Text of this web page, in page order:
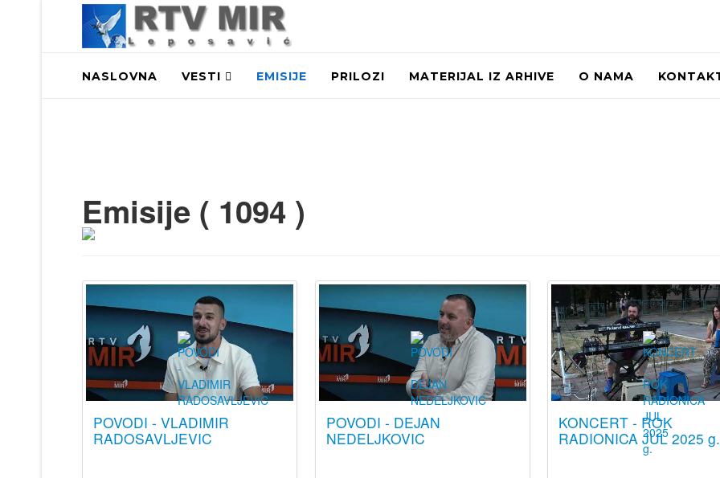
NASLOVNA VESTI EMISIJE PRILOZI MATERIJAL IZ ARHIVE O NAMA
Emisije ( 1094 )
POVODI - VLADIMIR
RADOSAVLJEVIC
POVODI - DEJAN
NEDELJKOVIC
KONCERT - ROK
RADIONICA JUL 2025 g.